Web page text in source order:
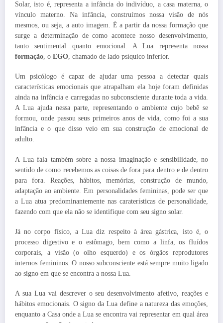
Solar, isto é, representa a infância do indivíduo, a casa materna, o
vínculo materno. Na infância, construímos nossa visão de nós
mesmos, ou seja, a auto imagem. É a partir da nossa formação que
surge a determinação de como acontece nosso desenvolvimento,
tanto sentimental quanto emocional. A Lua representa nossa
formação, o EGO, chamado de lado psíquico inferior.
Um psicólogo é capaz de ajudar uma pessoa a detectar quais
características emocionais que atrapalham ela hoje foram definidas
ainda na infância e carregadas no subconsciente durante toda a vida.
A Lua ajuda nessa parte, representando o ambiente cujo bebê se
formou, onde passou seus primeiros anos de vida, como foi a sua
infância e o que disso veio em sua construção de emocional de
adulto.
A Lua fala também sobre a nossa imaginação e sensibilidade, no
sentido de como recebemos as coisas de fora para dentro e de dentro
para fora. Reações, hábitos, memórias, construção de mundo,
adaptação ao ambiente. Em personalidades femininas, pode ser que
a Lua atua predominantemente nas caraterísticas de personalidade,
fazendo com que ela não se identifique com seu signo solar.
Já no corpo físico, a Lua diz respeito à área gástrica, isto é, o
processo digestivo e o estômago, bem como a linfa, os fluídos
corporais, a visão (o olho esquerdo) e os órgãos reprodutores
internos femininos. O nosso subconsciente está sempre muito ligado
ao signo em que se encontra a nossa Lua.
A sua Lua vai descrever o seu desenvolvimento afetivo, reações e
hábitos emocionais. O signo da Lua define a natureza das emoções,
enquanto a Casa onde a Lua se encontra vai representar em qual área